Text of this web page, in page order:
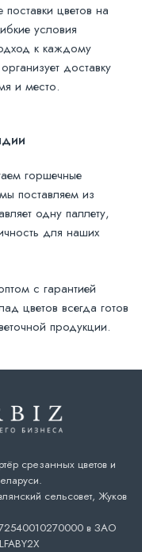
цветов на
условия
к каждому
доставку
и место.
горшечные
поставляем из
одну паллету,
для наших
с гарантией
цветов всегда готов
продукции.
срезанных цветов и
сельсовет, Жуков
в ЗАО